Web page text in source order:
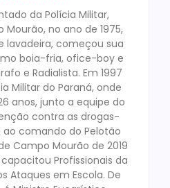
da Polícia Militar,
no ano de 1975,
lavadeira, começou sua
boia-fria, ofice-boy e
e Radialista. Em 1997
Militar do Paraná, onde
anos, junto a equipe do
contra as drogas-
ao comando do Pelotão
Campo Mourão de 2019
Profissionais da
Ataques em Escola. De